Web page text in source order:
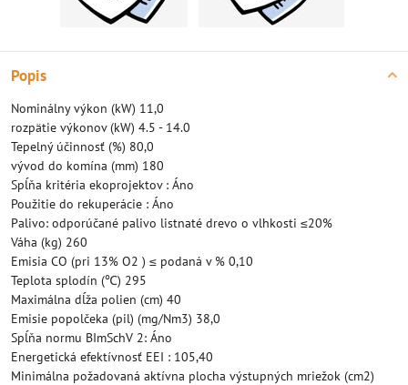
Popis
Nominálny výkon (kW) 11,0
rozpätie výkonov (kW) 4.5 - 14.0
Tepelný účinnosť (%) 80,0
vývod do komína (mm) 180
Spĺňa kritéria ekoprojektov : Áno
Použitie do rekuperácie : Áno
Palivo: odporúčané palivo listnaté drevo o vlhkosti ≤20%
Váha (kg) 260
Emisia CO (pri 13% O2 ) ≤ podaná v % 0,10
Teplota splodín (℃) 295
Maximálna dĺža polien (cm) 40
Emisie popolčeka (pil) (mg/Nm3) 38,0
Spĺňa normu BImSchV 2: Áno
Energetická efektívnosť EEI : 105,40
Minimálna požadovaná aktívna plocha výstupných mriežok (cm2)